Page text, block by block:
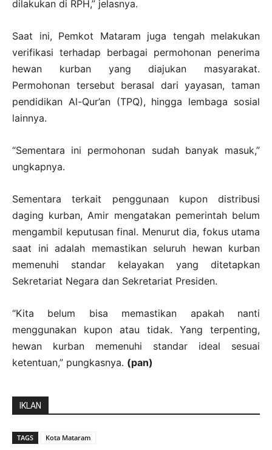
dilakukan di RPH,” jelasnya.
Saat ini, Pemkot Mataram juga tengah melakukan
verifikasi terhadap berbagai permohonan penerima
hewan kurban yang diajukan masyarakat.
Permohonan tersebut berasal dari yayasan, taman
pendidikan Al-Qur’an (TPQ), hingga lembaga sosial
lainnya.
“Sementara ini permohonan sudah banyak masuk,”
ungkapnya.
Sementara terkait penggunaan kupon distribusi
daging kurban, Amir mengatakan pemerintah belum
mengambil keputusan final. Menurut dia, fokus utama
saat ini adalah memastikan seluruh hewan kurban
memenuhi standar kelayakan yang ditetapkan
Sekretariat Negara dan Sekretariat Presiden.
“Kita belum bisa memastikan apakah nanti
menggunakan kupon atau tidak. Yang terpenting,
hewan kurban memenuhi standar ideal sesuai
ketentuan,” pungkasnya. (pan)
IKLAN
TAGS Kota Mataram